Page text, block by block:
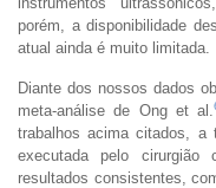
porém, a disponibilidade
atual ainda é muito limitada.
Diante dos nossos dados
meta-análise de Ong et al.
trabalhos acima citados, a
executada pelo cirurgião
resultados consistentes,